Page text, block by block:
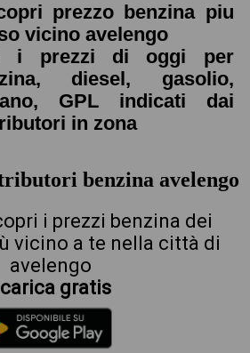
prezzo benzina piu
vicino avelengo
i prezzi di oggi per
diesel, gasolio,
GPL indicati dai
in zona
benzina avelengo
i prezzi benzina dei
vicino a te nella città di
avelengo
gratis